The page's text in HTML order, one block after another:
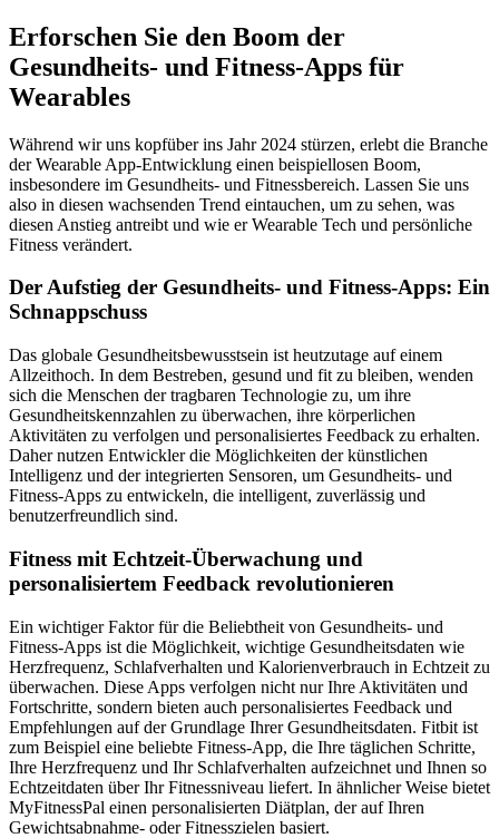
Erforschen Sie den Boom der
Gesundheits- und Fitness-Apps für
Wearables
Während wir uns kopfüber ins Jahr 2024 stürzen, erlebt die Branche
der Wearable App-Entwicklung einen beispiellosen Boom,
insbesondere im Gesundheits- und Fitnessbereich. Lassen Sie uns
also in diesen wachsenden Trend eintauchen, um zu sehen, was
diesen Anstieg antreibt und wie er Wearable Tech und persönliche
Fitness verändert.
Der Aufstieg der Gesundheits- und Fitness-Apps: Ein
Schnappschuss
Das globale Gesundheitsbewusstsein ist heutzutage auf einem
Allzeithoch. In dem Bestreben, gesund und fit zu bleiben, wenden
sich die Menschen der tragbaren Technologie zu, um ihre
Gesundheitskennzahlen zu überwachen, ihre körperlichen
Aktivitäten zu verfolgen und personalisiertes Feedback zu erhalten.
Daher nutzen Entwickler die Möglichkeiten der künstlichen
Intelligenz und der integrierten Sensoren, um Gesundheits- und
Fitness-Apps zu entwickeln, die intelligent, zuverlässig und
benutzerfreundlich sind.
Fitness mit Echtzeit-Überwachung und
personalisiertem Feedback revolutionieren
Ein wichtiger Faktor für die Beliebtheit von Gesundheits- und
Fitness-Apps ist die Möglichkeit, wichtige Gesundheitsdaten wie
Herzfrequenz, Schlafverhalten und Kalorienverbrauch in Echtzeit zu
überwachen. Diese Apps verfolgen nicht nur Ihre Aktivitäten und
Fortschritte, sondern bieten auch personalisiertes Feedback und
Empfehlungen auf der Grundlage Ihrer Gesundheitsdaten. Fitbit ist
zum Beispiel eine beliebte Fitness-App, die Ihre täglichen Schritte,
Ihre Herzfrequenz und Ihr Schlafverhalten aufzeichnet und Ihnen so
Echtzeitdaten über Ihr Fitnessniveau liefert. In ähnlicher Weise bietet
MyFitnessPal einen personalisierten Diätplan, der auf Ihren
Gewichtsabnahme- oder Fitnesszielen basiert.